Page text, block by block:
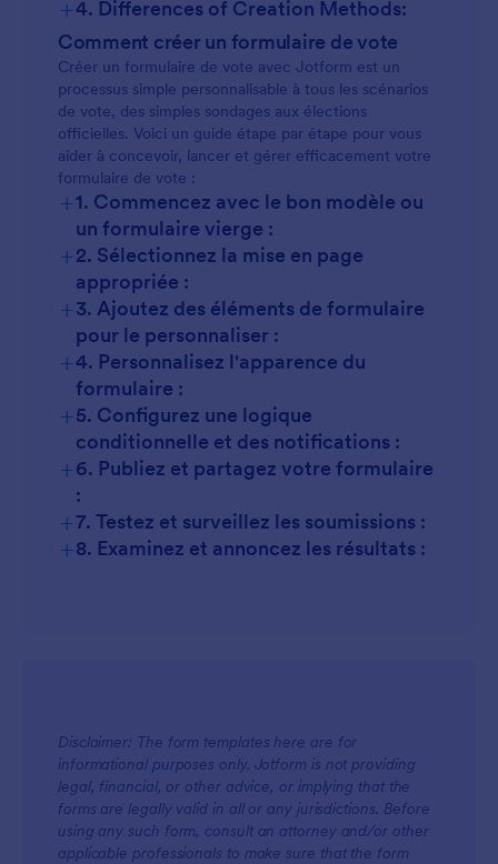
+4. Differences of Creation Methods:
Élections scolaires :
Récompenses des employés :
Sondages communautaires :
Élections formelles :
Comment créer un formulaire de vote
Créer un formulaire de vote avec Jotform est un
processus simple personnalisable à tous les scénarios
de vote, des simples sondages aux élections
officielles. Voici un guide étape par étape pour vous
aider à concevoir, lancer et gérer efficacement votre
formulaire de vote :
+1. Commencez avec le bon modèle ou
un formulaire vierge :
+2. Sélectionnez la mise en page
appropriée :
+3. Ajoutez des éléments de formulaire
pour le personnaliser :
+4. Personnalisez l'apparence du
formulaire :
+5. Configurez une logique
conditionnelle et des notifications :
+6. Publiez et partagez votre formulaire
:
+7. Testez et surveillez les soumissions :
+8. Examinez et annoncez les résultats :
Disclaimer: The form templates here are for
informational purposes only. Jotform is not providing
legal, financial, or other advice, or implying that the
forms are legally valid in all or any jurisdictions. Before
using any such form, consult an attorney and/or other
applicable professionals to make sure that the form